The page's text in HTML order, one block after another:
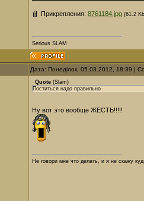
Прикрепления: 8761184.jpg (61.2
Serious SLAM
Дата: Понеділок, 05.03.2012, 18:39 |
Quote (Slam)
Поститься надо правильно
Ну вот это вообще ЖЕСТЬ!!!!!
Не говори мне что делать, и я не скажу